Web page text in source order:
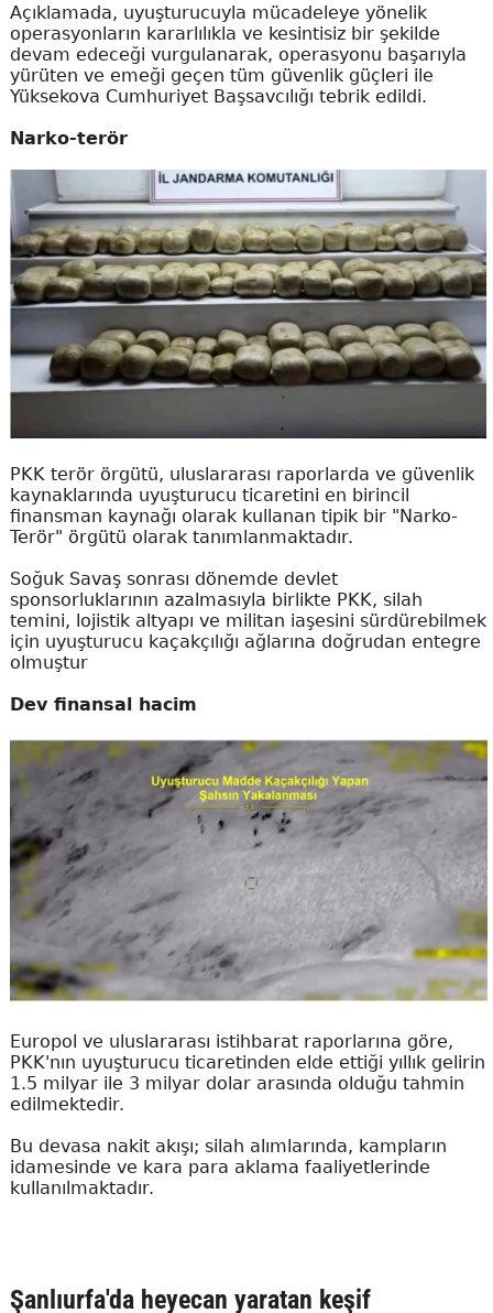
Açıklamada, uyuşturucuyla mücadeleye yönelik
operasyonların kararlılıkla ve kesintisiz bir şekilde
devam edeceği vurgulanarak, operasyonu başarıyla
yürüten ve emeği geçen tüm güvenlik güçleri ile
Yüksekova Cumhuriyet Başsavcılığı tebrik edildi.
Narko-terör
PKK terör örgütü, uluslararası raporlarda ve güvenlik
kaynaklarında uyuşturucu ticaretini en birincil
finansman kaynağı olarak kullanan tipik bir "Narko-
Terör" örgütü olarak tanımlanmaktadır.
Soğuk Savaş sonrası dönemde devlet
sponsorluklarının azalmasıyla birlikte PKK, silah
temini, lojistik altyapı ve militan iaşesini sürdürebilmek
için uyuşturucu kaçakçılığı ağlarına doğrudan entegre
olmuştur
Dev finansal hacim
Europol ve uluslararası istihbarat raporlarına göre,
PKK'nın uyuşturucu ticaretinden elde ettiği yıllık gelirin
1.5 milyar ile 3 milyar dolar arasında olduğu tahmin
edilmektedir.
Bu devasa nakit akışı; silah alımlarında, kampların
idamesinde ve kara para aklama faaliyetlerinde
kullanılmaktadır.
Şanlıurfa'da heyecan yaratan keşif